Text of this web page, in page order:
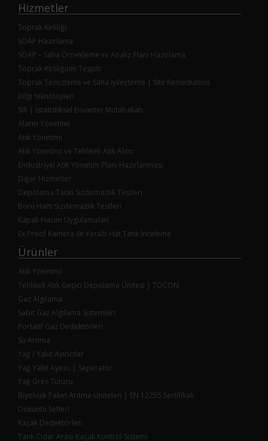
Hizmetler
Toprak Kirliliği
SÖAP Hazırlama
SÖAP – Saha Örnekleme ve Analiz Planı Hazırlama
Toprak Kirliliğinin Tespiti
Toprak Temizleme ve Saha İyileştirme | Site Remediation
Bilgi teknolojileri
SIR | İstatistiksel Envanter Mutabakatı
Alarm Yönetimi
Atık Yönetimi
Atık Yönetimi ve Tehlikeli Atık Alımı
Endüstriyel Atık Yönetim Planı Hazırlanması
Diğer Hizmetler
Depolama Tankı Sızdırmazlık Testleri
Boru Hattı Sızdırmazlık Testleri
Kapalı Hacim Uygulamaları
Ex Proof Kamera ile Yeraltı Hat Tank İnceleme
Ürünler
Atık Yönetimi
Tehlikeli Atık Geçici Depolama Ünitesi | TOCON
Gaz Algılama
Sabit Gaz Algılama Sistemleri
Portatif Gaz Dedektörleri
Su Arıtma
Yağ / Yakıt Ayırıcılar
Yağ Yakıt Ayırıcı | Seperatör
Yağ Gres Tutucu
Biyolojik Paket Arıtma Üniteleri | EN 12255 Sertifikalı
Döküntü Setleri
Kaçak Dedektörleri
Tank Cidar Arası Kaçak Kontrol Sistemi